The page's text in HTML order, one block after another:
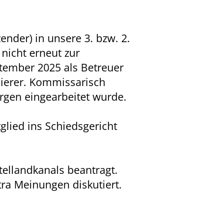
in unsere 3. bzw. 2.
erneut zur
2025 als Betreuer
Kommissarisch
eingearbeitet wurde.
ins Schiedsgericht
beantragt.
Meinungen diskutiert.